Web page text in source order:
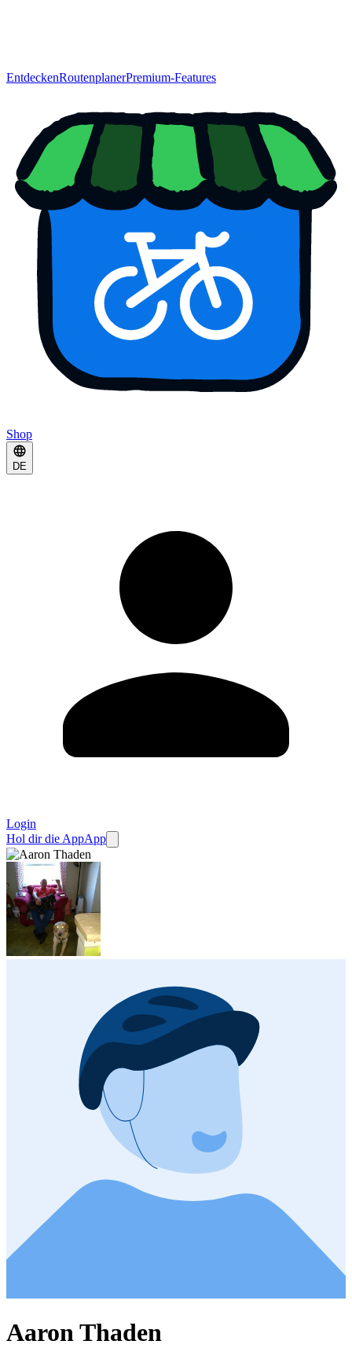
EntdeckenRoutenplanerPremium-Features
Shop
DE
Login
Hol dir die AppApp
Aaron Thaden